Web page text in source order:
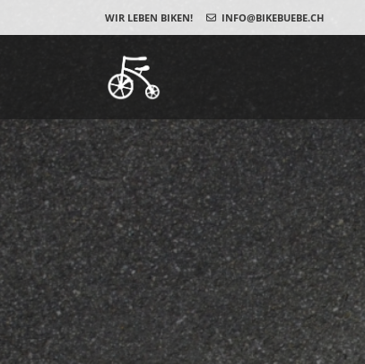
WIR LEBEN BIKEN! INFO@BIKEBUEBE.CH